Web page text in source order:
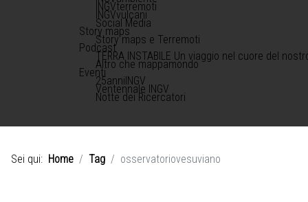
INGVterremoti
INGVvulcani
Social Media
Story maps
Story maps e Terremoti
Podcast
TERRA INSTABILE Un viaggio nel cuore del
Altro che mappamondo
Eventi
25anniINGV
Ventennale INGV
Notte dei Ricercatori
Sei qui: Home Tag osservatoriovesuviano